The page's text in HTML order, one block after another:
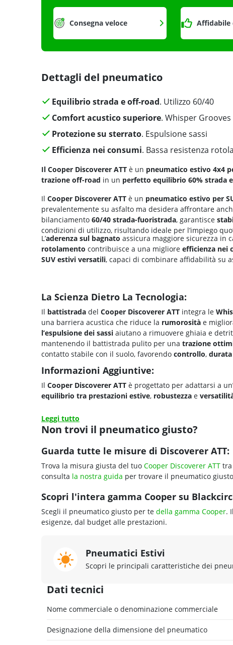
Consegna veloce Affidabile
Dettagli del pneumatico
Equilibrio strada e off-road. Utilizzo 60/40
Comfort acustico superiore. Whisper Grooves
Protezione su sterrato. Espulsione sassi
Efficienza nei consumi. Bassa resistenza
Il Cooper Discoverer ATT è un pneumatico estivo 4x4
trazione off-road in un perfetto equilibrio 60% strada
Il Cooper Discoverer ATT è un pneumatico estivo per
prevalentemente su asfalto ma desidera affrontare
bilanciamento 60/40 strada-fuoristrada, garantisce
condizioni di utilizzo, risultando ideale per l’impiego
L’aderenza sul bagnato assicura maggiore sicurezza in
rotolamento contribuisce a una migliore efficienza nei
SUV estivi versatili, capaci di combinare affidabilità su
La Scienza Dietro La Tecnologia:
Il battistrada del Cooper Discoverer ATT integra le
una barriera acustica che riduce la rumorosità e
l’espulsione dei sassi aiutano a rimuovere ghiaia e
mantenendo il battistrada pulito per una trazione
contatto stabile con il suolo, favorendo controllo,
Informazioni Aggiuntive:
Il Cooper Discoverer ATT è progettato per adattarsi a
equilibrio tra prestazioni estive, robustezza e
Leggi tutto
Non trovi il pneumatico giusto?
Guarda tutte le misure di Discoverer ATT:
Trova la misura giusta del tuo Cooper Discoverer ATT
consulta la nostra guida per trovare il pneumatico
Scopri l'intera gamma Cooper su
Scegli il pneumatico giusto per te della gamma Cooper.
esigenze, dal budget alle prestazioni.
Pneumatici Estivi
Scopri le principali caratteristiche dei
Dati tecnici
Nome commerciale o denominazione commerciale
Designazione della dimensione del pneumatico